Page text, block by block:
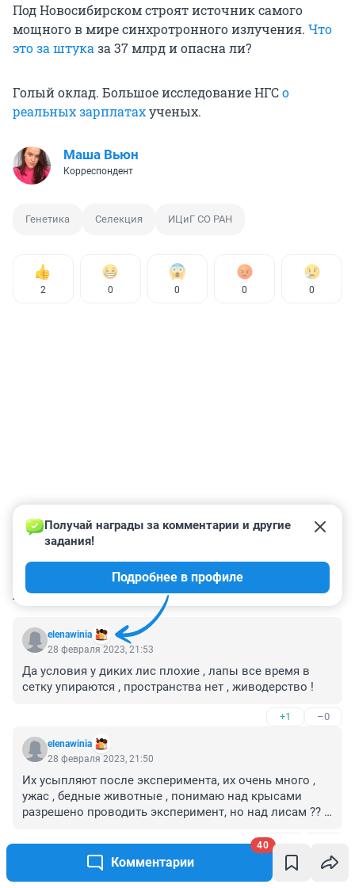
Комментарии
40
Под Новосибирском строят источник самого
мощного в мире синхротронного излучения. Что
это за штука за 37 млрд и опасна ли?
Голый оклад. Большое исследование НГСо
реальных зарплатахученых.
Маша Вьюн
Корреспондент
Генетика Селекция ИЦиГ СО РАН
2 0 0 0 0
КОММЕНТАРИИ 40
elenawinia
Получай награды за комментарии и другие
задания!
Подробнее в профиле
28 февраля 2023, 21:53
Да условия у диких лис плохие , лапы все время в
сетку упираются , пространства нет , живодерство !
+1 –0
elenawinia
28 февраля 2023, 21:50
Их усыпляют после эксперимента, их очень много ,
ужас , бедные животные , понимаю над крысами
разрешено проводить эксперимент, но над лисам ?? Я